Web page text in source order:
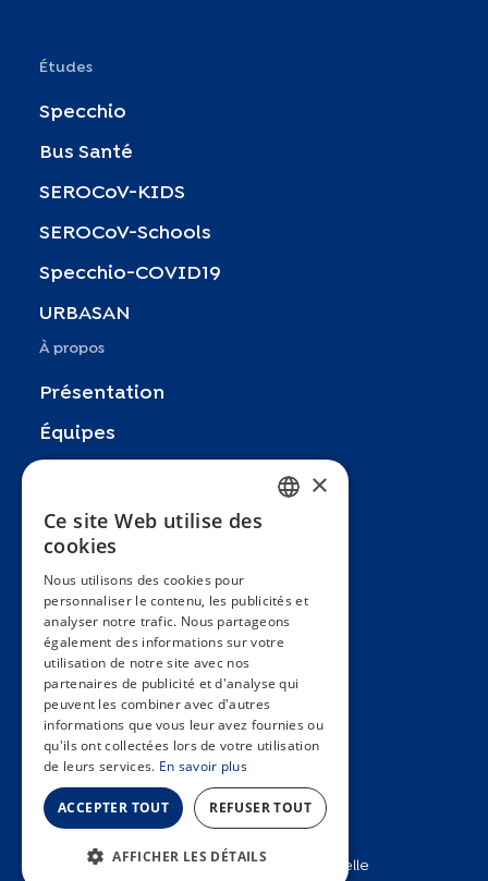
Études
Specchio
Bus Santé
SEROCoV-KIDS
SEROCoV-Schools
Specchio-COVID19
URBASAN
À propos
Présentation
Équipes
Recherches
Zoom In
Contact
Conditions générales
Hôpitaux Universitaires Genève
Université de Genève
2025 © Unité d’épidémiologie populationnelle
FRENCH
SPANISH
GERMAN
ITALIAN
PORTUGUESE
×
Ce site Web utilise des
cookies
Nous utilisons des cookies pour
personnaliser le contenu, les publicités et
analyser notre trafic. Nous partageons
également des informations sur votre
utilisation de notre site avec nos
partenaires de publicité et d'analyse qui
peuvent les combiner avec d'autres
informations que vous leur avez fournies ou
qu'ils ont collectées lors de votre utilisation
de leurs services. En savoir plus
ACCEPTER TOUT REFUSER TOUT
AFFICHER LES DÉTAILS